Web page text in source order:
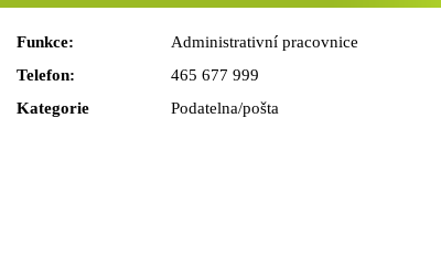
Funkce:
Administrativní pracovnice
Telefon:
465 677 999
Kategorie
Podatelna/pošta